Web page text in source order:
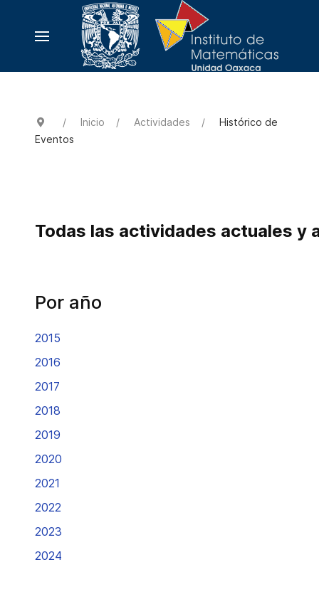
Inicio Actividades
Histórico de
Eventos
Todas las actividades actuales y
Por año
2015
2016
2017
2018
2019
2020
2021
2022
2023
2024